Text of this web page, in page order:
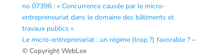
no 07396 : « Concurrence causée par le micro-
entrepreneuriat dans le domaine des bâtiments et
travaux publics »
Le micro-entreprenariat : un régime (trop ?) favorable ?–
© Copyright WebLex